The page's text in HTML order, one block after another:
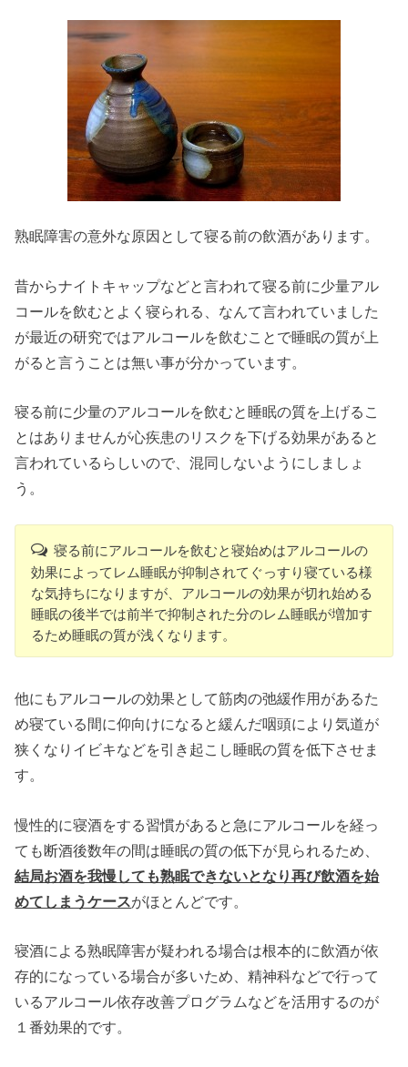
熟眠障害の意外な原因として寝る前の飲酒があります。
昔からナイトキャップなどと言われて寝る前に少量アル
コールを飲むとよく寝られる、なんて言われていました
が最近の研究ではアルコールを飲むことで睡眠の質が上
がると言うことは無い事が分かっています。
寝る前に少量のアルコールを飲むと睡眠の質を上げるこ
とはありませんが心疾患のリスクを下げる効果があると
言われているらしいので、混同しないようにしましょ
う。
寝る前にアルコールを飲むと寝始めはアルコールの
効果によってレム睡眠が抑制されてぐっすり寝ている様
な気持ちになりますが、アルコールの効果が切れ始める
睡眠の後半では前半で抑制された分のレム睡眠が増加す
るため睡眠の質が浅くなります。
他にもアルコールの効果として筋肉の弛緩作用があるた
め寝ている間に仰向けになると緩んだ咽頭により気道が
狭くなりイビキなどを引き起こし睡眠の質を低下させま
す。
慢性的に寝酒をする習慣があると急にアルコールを経っ
ても断酒後数年の間は睡眠の質の低下が見られるため、
結局お酒を我慢しても熟眠できないとなり再び飲酒を始
めてしまうケースがほとんどです。
寝酒による熟眠障害が疑われる場合は根本的に飲酒が依
存的になっている場合が多いため、精神科などで行って
いるアルコール依存改善プログラムなどを活用するのが
１番効果的です。